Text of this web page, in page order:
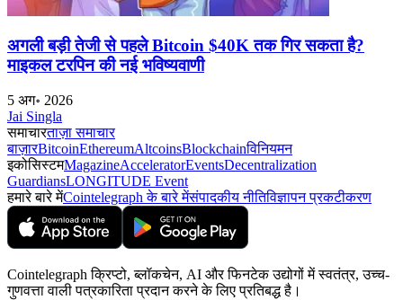
अगली बड़ी तेजी से पहले Bitcoin $40K तक गिर सकता है?
माइकल टरपिन की नई भविष्यवाणी
5 अग॰ 2026
Jai Singla
समाचारताज़ा समाचार
बाज़ारBitcoinEthereumAltcoinsBlockchainविनियमन
इकोसिस्टमMagazineAcceleratorEventsDecentralization
GuardiansLONGITUDE Event
हमारे बारे मेंCointelegraph के बारे मेंसंपादकीय नीतिविज्ञापन प्रकटीकरण
Cointelegraph क्रिप्टो, ब्लॉकचेन, AI और फिनटेक उद्योगों में स्वतंत्र, उच्च-
गुणवत्ता वाली पत्रकारिता प्रदान करने के लिए प्रतिबद्ध है।